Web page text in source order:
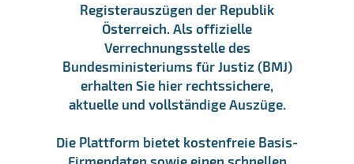
Registerauszügen der Republik
Österreich. Als offizielle
Verrechnungsstelle des
Bundesministeriums für Justiz (BMJ)
erhalten Sie hier rechtssichere,
aktuelle und vollständige Auszüge.
Die Plattform bietet kostenfreie Basis-
Firmendaten sowie einen schnellen